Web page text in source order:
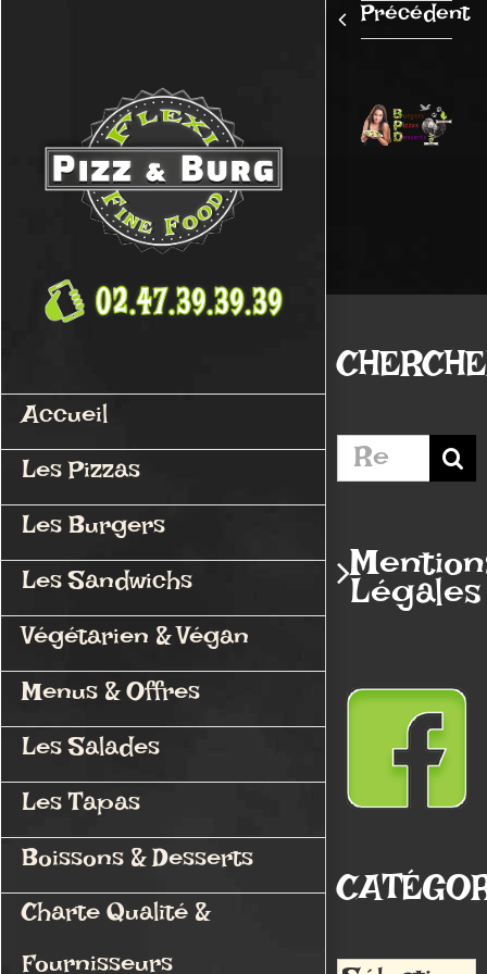
Accueil
Les Pizzas
Les Burgers
Les Sandwichs
Végétarien & Végan
Menus & Offres
Les Salades
Les Tapas
Boissons & Desserts
Charte Qualité &
Précédent
Rechercher:
Légales